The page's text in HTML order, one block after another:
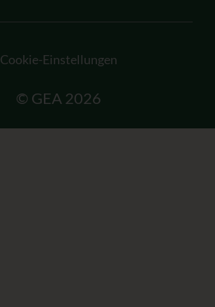
© GEA 2026
Cookie-Einstellungen